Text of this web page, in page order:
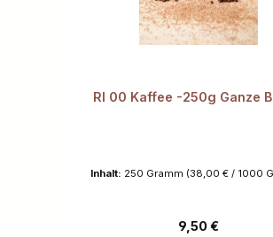
RI 00 Kaffee -250g Ganze
Inhalt: 250 Gramm (38,00 € / 1000
Regulärer Preis:
9,50 €